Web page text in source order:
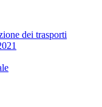
dei trasporti